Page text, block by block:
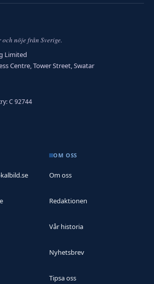
nöje från Sverige.
Limited
Centre, Tower Street, Swatar
C 92744
OM OSS
Om oss
Redaktionen
Vår historia
Nyhetsbrev
Tipsa oss